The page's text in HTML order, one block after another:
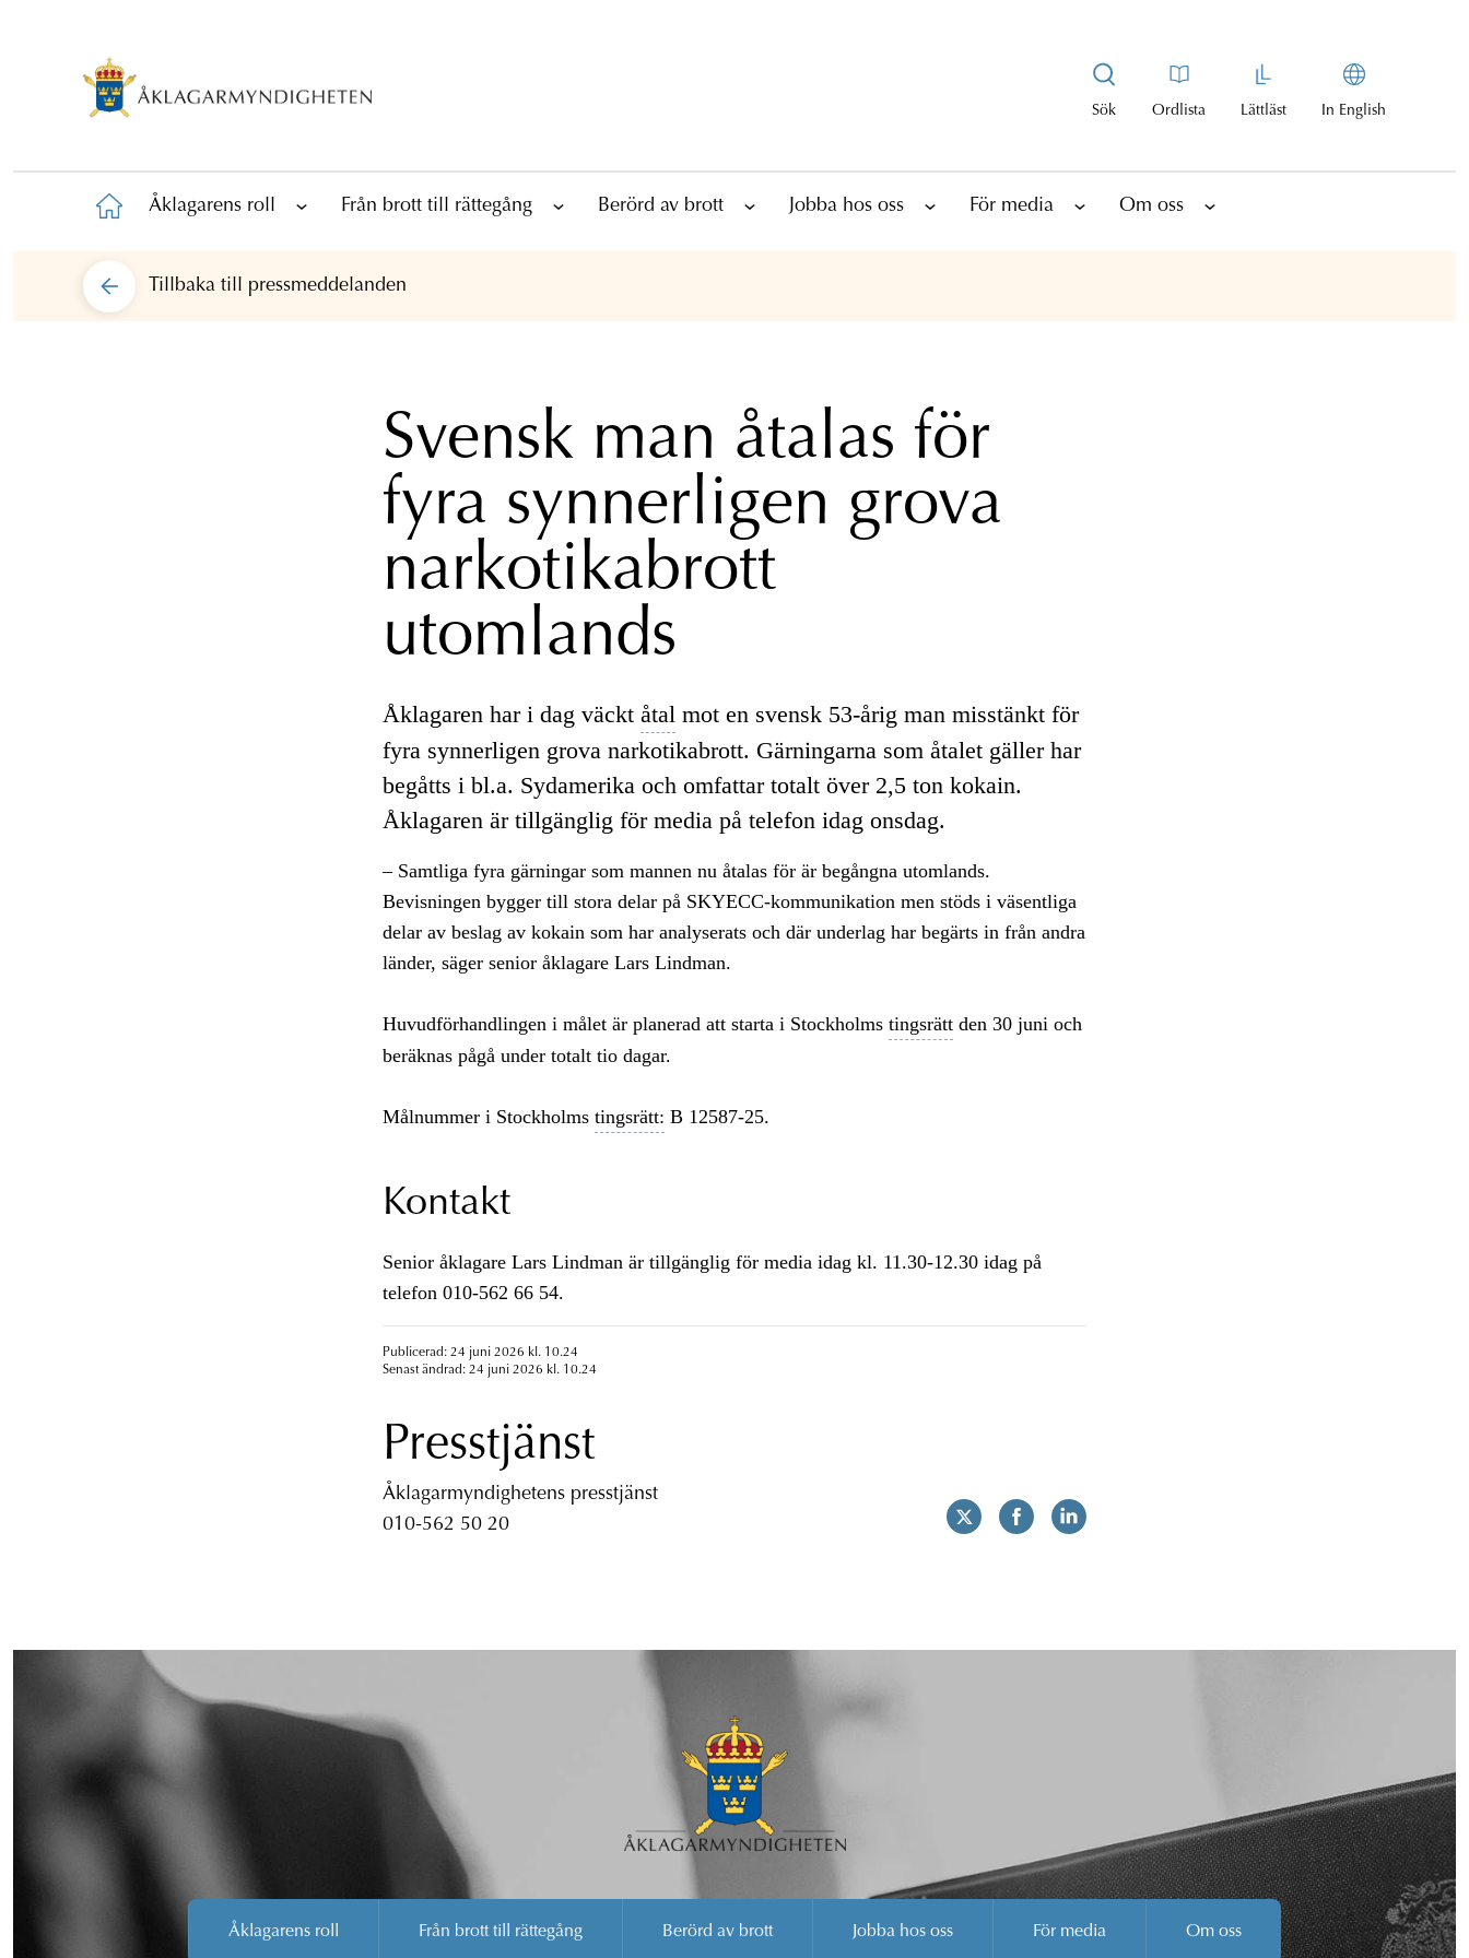
Sök Ordlista Lättläst In English
Åklagarens roll Från brott till rättegång Berörd av brott Jobba hos oss För media Om oss
Tillbaka till pressmeddelanden
Svensk man åtalas för
fyra synnerligen grova
narkotikabrott
utomlands
Åklagaren har i dag väckt åtal mot en svensk 53-årig man misstänkt för
fyra synnerligen grova narkotikabrott. Gärningarna som åtalet gäller har
begåtts i bl.a. Sydamerika och omfattar totalt över 2,5 ton kokain.
Åklagaren är tillgänglig för media på telefon idag onsdag.
– Samtliga fyra gärningar som mannen nu åtalas för är begångna utomlands.
Bevisningen bygger till stora delar på SKYECC-kommunikation men stöds i väsentliga
delar av beslag av kokain som har analyserats och där underlag har begärts in från andra
länder, säger senior åklagare Lars Lindman.
Huvudförhandlingen i målet är planerad att starta i Stockholms tingsrättden 30 juni och
beräknas pågå under totalt tio dagar.
Målnummer i Stockholms tingsrätt: B 12587-25.
Kontakt
Senior åklagare Lars Lindman är tillgänglig för media idag kl. 11.30-12.30 idag på
telefon 010-562 66 54.
Publicerad: 24 juni 2026 kl. 10.24
Senast ändrad: 24 juni 2026 kl. 10.24
Presstjänst
Åklagarmyndighetens presstjänst
010-562 50 20
Åklagarens roll Från brott till rättegång Berörd av brott Jobba hos oss För media Om oss